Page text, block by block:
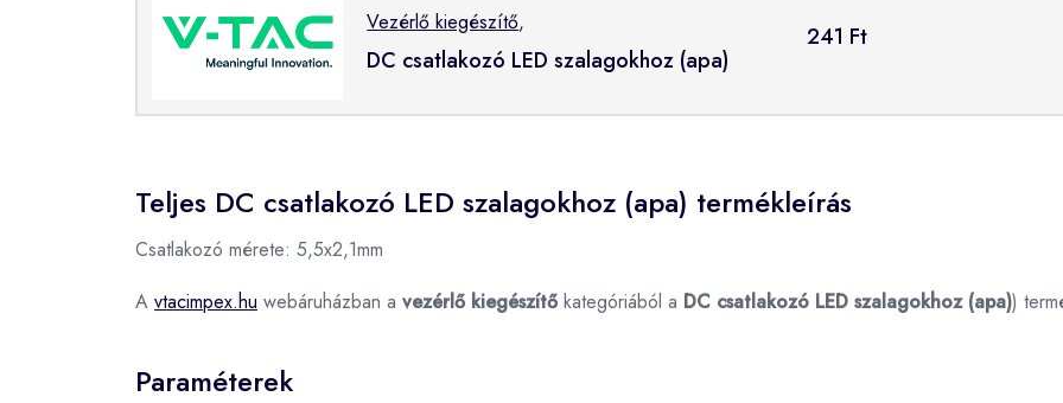
Vezérlő kiegészítő,
DC csatlakozó LED szalagokhoz (apa)
241 Ft
Teljes DC csatlakozó LED szalagokhoz (apa) termékleírás
Csatlakozó mérete: 5,5x2,1mm
A vtacimpex.hu webáruházban a vezérlő kiegészítő kategóriából a DC csatlakozó LED szalagokhoz (apa))
Paraméterek